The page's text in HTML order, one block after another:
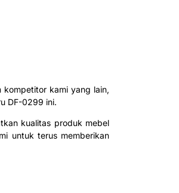
kami yang lain,
DF-0299 ini.
kualitas produk mebel
untuk terus memberikan